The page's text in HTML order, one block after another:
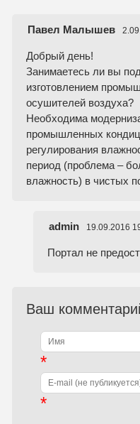
Павел Малышев
Добрый день!
Занимаетесь ли вы
изготовлением
осушителей воздуха?
Необходима
промышленных
регулирования
период (проблема –
влажность) в чистых
admin 19.09.2016
Портал не
Ваш
*
*